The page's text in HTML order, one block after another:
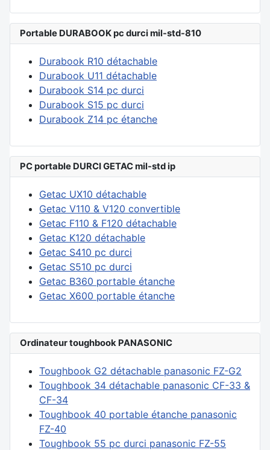
Portable DURABOOK pc durci mil-std-810
Durabook R10 détachable
Durabook U11 détachable
Durabook S14 pc durci
Durabook S15 pc durci
Durabook Z14 pc étanche
PC portable DURCI GETAC mil-std ip
Getac UX10 détachable
Getac V110 & V120 convertible
Getac F110 & F120 détachable
Getac K120 détachable
Getac S410 pc durci
Getac S510 pc durci
Getac B360 portable étanche
Getac X600 portable étanche
Ordinateur toughbook PANASONIC
Toughbook G2 détachable panasonic FZ-G2
Toughbook 34 détachable panasonic CF-33 &
CF-34
Toughbook 40 portable étanche panasonic
FZ-40
Toughbook 55 pc durci panasonic FZ-55